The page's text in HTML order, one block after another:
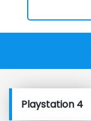
Playstation 4